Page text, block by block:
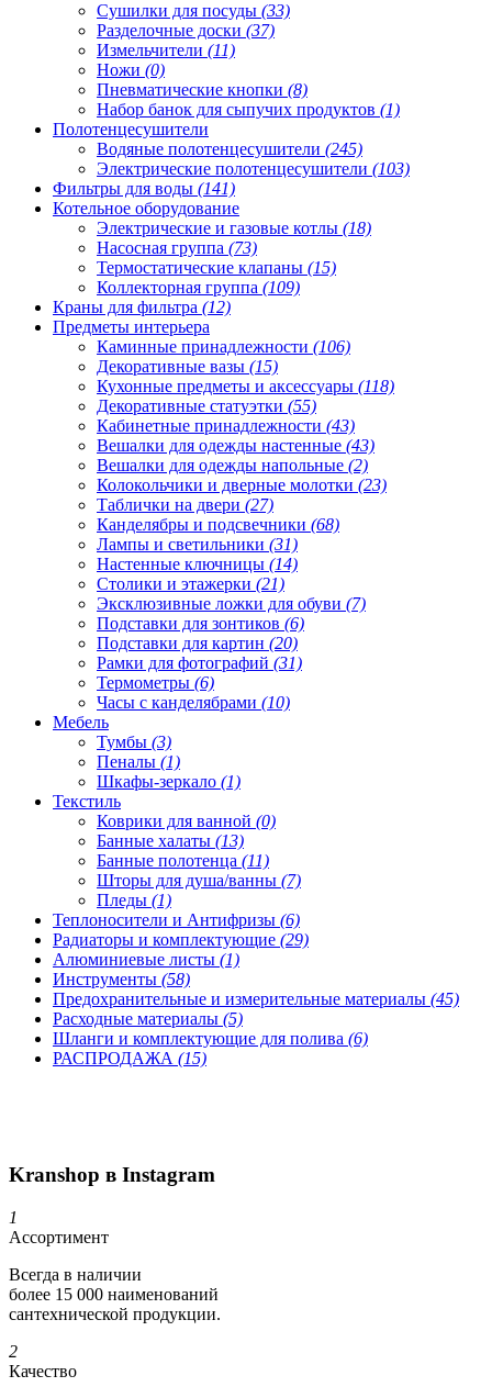
Сушилки для посуды (33)
Разделочные доски (37)
Измельчители (11)
Ножи (0)
Пневматические кнопки (8)
Набор банок для сыпучих продуктов (1)
Полотенцесушители
Водяные полотенцесушители (245)
Электрические полотенцесушители (103)
Фильтры для воды (141)
Котельное оборудование
Электрические и газовые котлы (18)
Насосная группа (73)
Термостатические клапаны (15)
Коллекторная группа (109)
Краны для фильтра (12)
Предметы интерьера
Каминные принадлежности (106)
Декоративные вазы (15)
Кухонные предметы и аксессуары (118)
Декоративные статуэтки (55)
Кабинетные принадлежности (43)
Вешалки для одежды настенные (43)
Вешалки для одежды напольные (2)
Колокольчики и дверные молотки (23)
Таблички на двери (27)
Канделябры и подсвечники (68)
Лампы и светильники (31)
Настенные ключницы (14)
Столики и этажерки (21)
Эксклюзивные ложки для обуви (7)
Подставки для зонтиков (6)
Подставки для картин (20)
Рамки для фотографий (31)
Термометры (6)
Часы с канделябрами (10)
Мебель
Тумбы (3)
Пеналы (1)
Шкафы-зеркало (1)
Текстиль
Коврики для ванной (0)
Банные халаты (13)
Банные полотенца (11)
Шторы для душа/ванны (7)
Пледы (1)
Теплоносители и Антифризы (6)
Радиаторы и комплектующие (29)
Алюминиевые листы (1)
Инструменты (58)
Предохранительные и измерительные материалы (45)
Расходные материалы (5)
Шланги и комплектующие для полива (6)
РАСПРОДАЖА (15)
Kranshop в Instagram
1
Ассортимент
Всегда в наличии
более 15 000 наименований
сантехнической продукции.
2
Качество